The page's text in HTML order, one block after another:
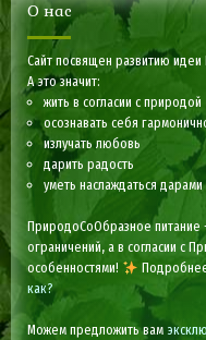
О нас
Сайт посвящен развитию
А это значит:
жить в согласии с природой
осознавать себя
излучать любовь
дарить радость
уметь наслаждаться
ПриродоСоОбразное питание
ограничений, а в согласии с
особенностями!
как?
Можем предложить вам